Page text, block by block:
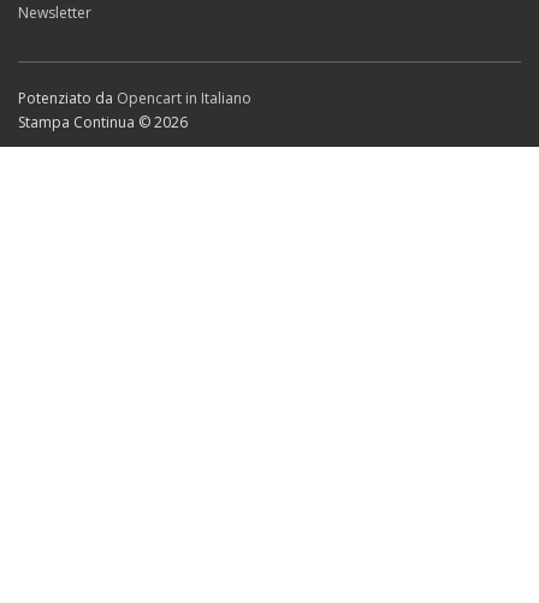
Newsletter
Potenziato da Opencart in Italiano
Stampa Continua © 2026